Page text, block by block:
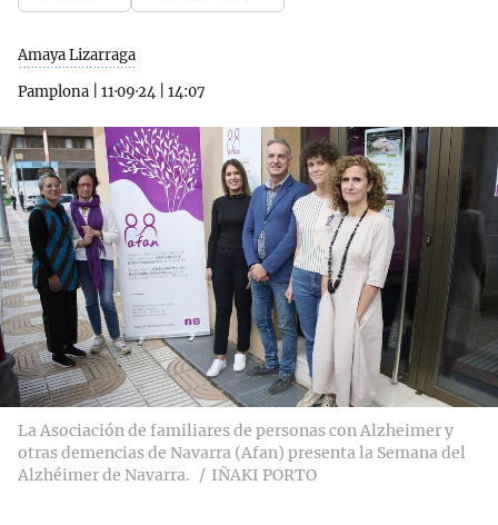
Amaya Lizarraga
Pamplona
11·09·24 14:07
La Asociación de familiares de personas con Alzheimer y
otras demencias de Navarra (Afan) presenta la Semana del
Alzhéimer de Navarra.
IÑAKI PORTO